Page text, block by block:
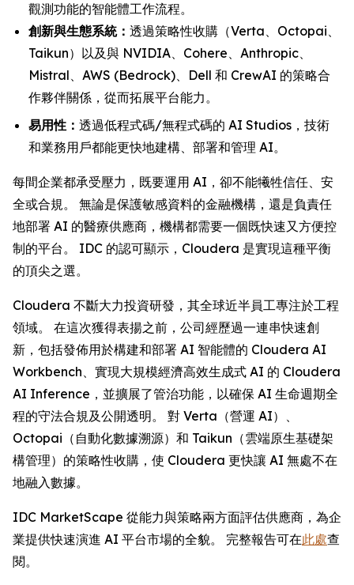
觀測功能的智能體工作流程。
創新與生態系統： 透過策略性收購（Verta、Octopai、
Taikun）以及與 NVIDIA、Cohere、Anthropic、
Mistral、AWS (Bedrock)、Dell 和 CrewAI 的策略合
作夥伴關係，從而拓展平台能力。
易用性： 透過低程式碼/無程式碼的 AI Studios，技術
和業務用戶都能更快地建構、部署和管理 AI。
每間企業都承受壓力，既要運用 AI，卻不能犧牲信任、安
全或合規。 無論是保護敏感資料的金融機構，還是負責任
地部署 AI 的醫療供應商，機構都需要一個既快速又方便控
制的平台。 IDC 的認可顯示，Cloudera 是實現這種平衡
的頂尖之選。
Cloudera 不斷大力投資研發，其全球近半員工專注於工程
領域。 在這次獲得表揚之前，公司經歷過一連串快速創
新，包括發佈用於構建和部署 AI 智能體的 Cloudera AI
Workbench、實現大規模經濟高效生成式 AI 的 Cloudera
AI Inference，並擴展了管治功能，以確保 AI 生命週期全
程的守法合規及公開透明。 對 Verta（營運 AI）、
Octopai（自動化數據溯源）和 Taikun（雲端原生基礎架
構管理）的策略性收購，使 Cloudera 更快讓 AI 無處不在
地融入數據。
IDC MarketScape 從能力與策略兩方面評估供應商，為企
業提供快速演進 AI 平台市場的全貌。 完整報告可在此處查
閱。